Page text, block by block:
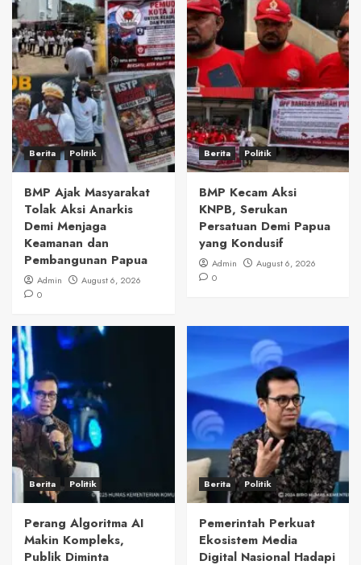
Berita Politik
BMP Ajak Masyarakat
Tolak Aksi Anarkis
Demi Menjaga
Keamanan dan
Pembangunan Papua
Admin
August 6, 2026
0
Berita Politik
BMP Kecam Aksi
KNPB, Serukan
Persatuan Demi Papua
yang Kondusif
Admin
August 6, 2026
0
Berita Politik
Perang Algoritma AI
Makin Kompleks,
Publik Diminta
Berita Politik
Pemerintah Perkuat
Ekosistem Media
Digital Nasional Hadapi